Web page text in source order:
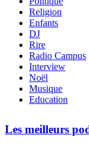
Religion
Enfants
DJ
Rire
Radio Campus
Interview
Noël
Musique
Education
Les meilleurs